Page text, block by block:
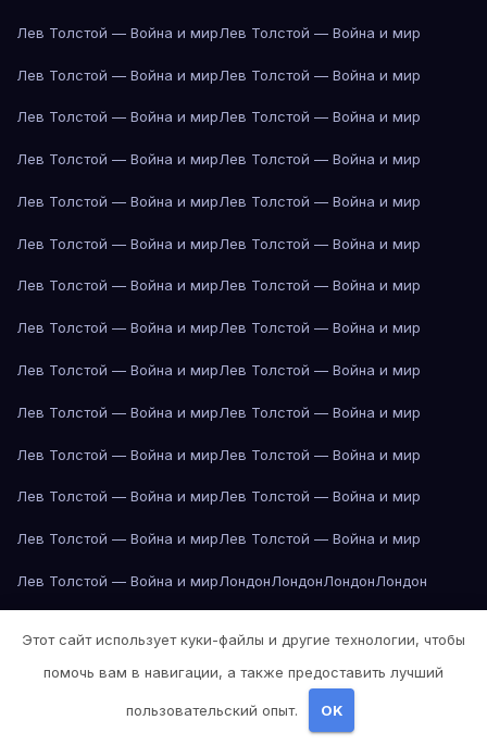
Лев Толстой — Война и мирЛев Толстой — Война и мир
Лев Толстой — Война и мирЛев Толстой — Война и мир
Лев Толстой — Война и мирЛев Толстой — Война и мир
Лев Толстой — Война и мирЛев Толстой — Война и мир
Лев Толстой — Война и мирЛев Толстой — Война и мир
Лев Толстой — Война и мирЛев Толстой — Война и мир
Лев Толстой — Война и мирЛев Толстой — Война и мир
Лев Толстой — Война и мирЛев Толстой — Война и мир
Лев Толстой — Война и мирЛев Толстой — Война и мир
Лев Толстой — Война и мирЛев Толстой — Война и мир
Лев Толстой — Война и мирЛев Толстой — Война и мир
Лев Толстой — Война и мирЛев Толстой — Война и мир
Лев Толстой — Война и мирЛев Толстой — Война и мир
Лев Толстой — Война и мирЛондонЛондонЛондонЛондон
Лос-Анджелес
Лос-АнджелесЛос-АнджелесЛос-Анджелес
Этот сайт использует куки-файлы и другие технологии, чтобы
помочь вам в навигации, а также предоставить лучший
пользовательский опыт. OK